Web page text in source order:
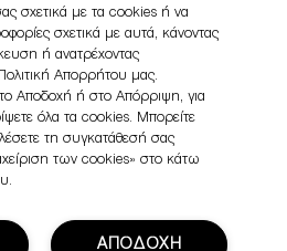
σχετικά με τα cookies ή να
σχετικά με αυτά, κάνοντας
ή ανατρέχοντας
Απορρήτου μας.
Αποδοχή ή στο Απόρριψη, για
όλα τα cookies. Μπορείτε
τη συγκατάθεσή σας
των cookies» στο κάτω
ΑΠΟΔΟΧΗ